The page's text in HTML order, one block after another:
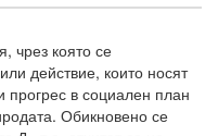
чрез която се
действие, които носят
прогрес в социален план
Обикновено се